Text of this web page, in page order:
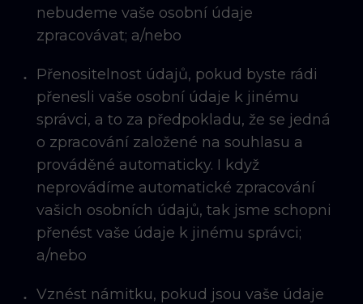
nebudeme vaše osobní údaje
zpracovávat; a/nebo
Přenositelnost údajů, pokud byste rádi
přenesli vaše osobní údaje k jinému
správci, a to za předpokladu, že se jedná
o zpracování založené na souhlasu a
prováděné automaticky. I když
neprovádíme automatické zpracování
vašich osobních údajů, tak jsme schopni
přenést vaše údaje k jinému správci;
a/nebo
Vznést námitku, pokud jsou vaše údaje